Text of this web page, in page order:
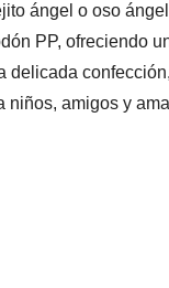
ángel o oso
PP, ofreciendo
amigos y